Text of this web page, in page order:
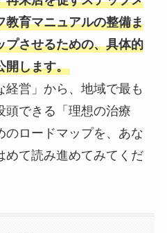
教育マニュアルの整備ま
プさせるための、具体的
開します。
営」から、地域で最も
頭できる「理想の治療
のロードマップを、あな
めて読み進めてみてくだ